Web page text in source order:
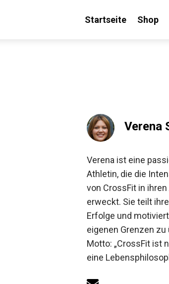
Startseite Shop
Verena
Verena ist eine
Athletin, die die
von CrossFit in ihren
erweckt. Sie teilt
Erfolge und motiviert
eigenen Grenzen zu
Motto: „CrossFit ist
eine
im Sale bei Decathlon an!